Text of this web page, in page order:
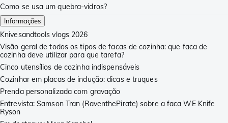
Como se usa um quebra-vidros?
Informações
Knivesandtools vlogs 2026
Visão geral de todos os tipos de facas de cozinha: que faca de
cozinha deve utilizar para que tarefa?
Cinco utensílios de cozinha indispensáveis
Cozinhar em placas de indução: dicas e truques
Prenda personalizada com gravação
Entrevista: Samson Tran (RaventhePirate) sobre a faca WE Knife
Ryson